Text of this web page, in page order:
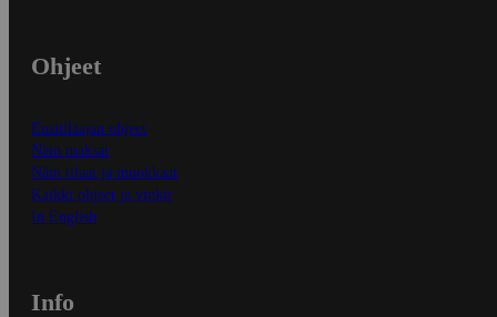
Ohjeet
Ensitilaajan ohjeet
Näin maksat
Näin tilaat ja muokkaat
Kaikki ohjeet ja vinkit
In English
Info